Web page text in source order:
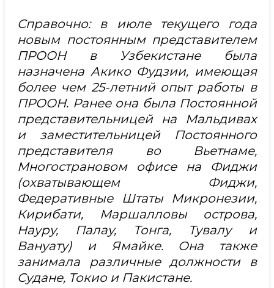
Справочно: в июле текущего года
новым постоянным представителем
ПРООН в Узбекистане была
назначена Акико Фудзии, имеющая
более чем 25-летний опыт работы в
ПРООН. Ранее она была Постоянной
представительницей на Мальдивах
и заместительницей Постоянного
представителя во Вьетнаме,
Многострановом офисе на Фиджи
(охватывающем Фиджи,
Федеративные Штаты Микронезии,
Кирибати, Маршалловы острова,
Науру, Палау, Тонга, Тувалу и
Вануату) и Ямайке. Она также
занимала различные должности в
Судане, Токио и Пакистане.